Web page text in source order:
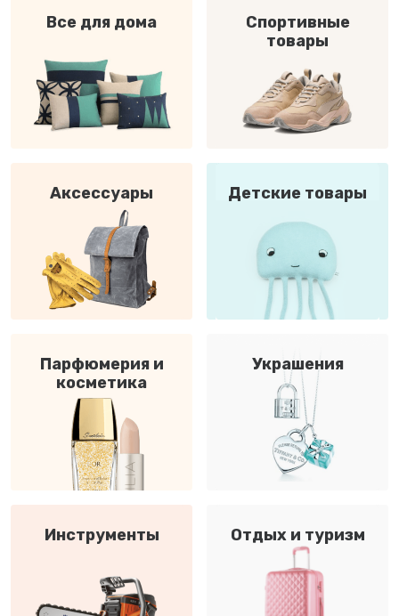
Все для дома
Спортивные
товары
Аксессуары Детские товары
Парфюмерия и
косметика
Украшения
Инструменты Отдых и туризм